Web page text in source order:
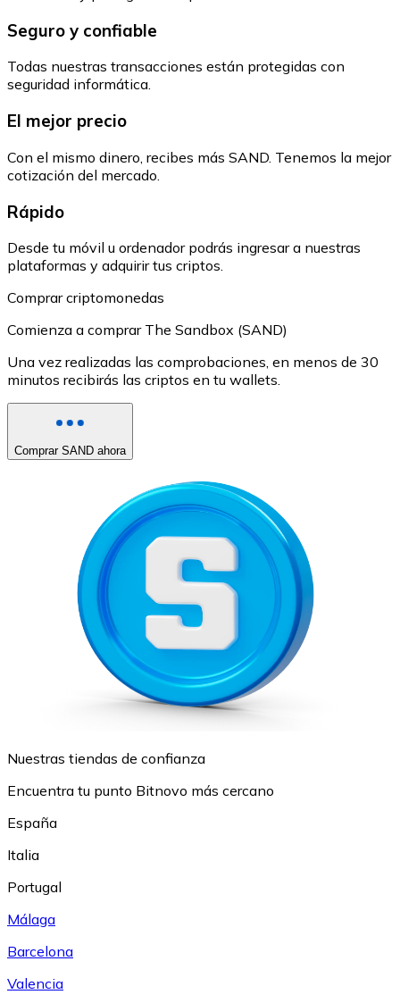
Seguro y confiable
Todas nuestras transacciones están protegidas con
seguridad informática.
El mejor precio
Con el mismo dinero, recibes más SAND. Tenemos la mejor
cotización del mercado.
Rápido
Desde tu móvil u ordenador podrás ingresar a nuestras
plataformas y adquirir tus criptos.
Comprar criptomonedas
Comienza a comprar The Sandbox (SAND)
Una vez realizadas las comprobaciones, en menos de 30
minutos recibirás las criptos en tu wallets.
Comprar SAND ahora
Nuestras tiendas de confianza
Encuentra tu punto Bitnovo más cercano
España
Italia
Portugal
Málaga
Barcelona
Valencia